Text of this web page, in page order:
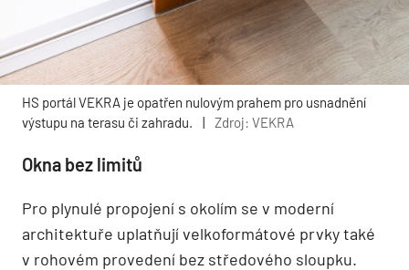
HS portál VEKRA je opatřen nulovým prahem pro usnadnění
výstupu na terasu či zahradu.
| Zdroj: VEKRA
Okna bez limitů
Pro plynulé propojení s okolím se v moderní
architektuře uplatňují velkoformátové prvky také
v rohovém provedení bez středového sloupku.